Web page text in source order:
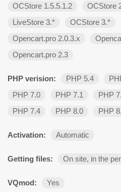
OCStore 1.5.5.1.2
OCStore
LiveStore 3.*
OCStore 3.*
Opencart.pro 2.0.3.х
Opencart.pro 2.3
PHP verision: PHP 5.4
PHP 7.0
PHP 7.1 PHP
PHP 7.4
PHP 8.0 PHP
Activation: Automatic
Getting files: On site, in the
VQmod: Yes